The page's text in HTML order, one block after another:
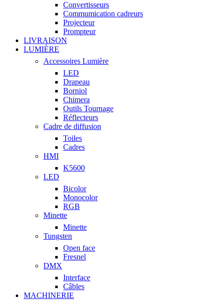
Convertisseurs
Commumication cadreurs
Projecteur
Prompteur
LIVRAISON
LUMIÈRE
Accessoires Lumière
LED
Drapeau
Borniol
Chimera
Outils Tournage
Réflecteurs
Cadre de diffusion
Toiles
Cadres
HMI
K5600
LED
Bicolor
Monocolor
RGB
Minette
Minette
Tungsten
Open face
Fresnel
DMX
Interface
Câbles
MACHINERIE